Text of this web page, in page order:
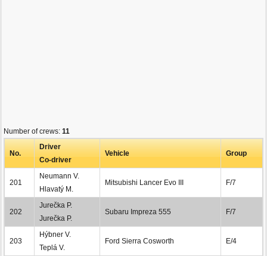
Number of crews: 11
No.
Driver
Co-driver
Vehicle Group
201
Neumann V.
Hlavatý M.
Mitsubishi Lancer Evo III F/7
202
Jurečka P.
Jurečka P.
Subaru Impreza 555 F/7
203
Hýbner V.
Teplá V.
Ford Sierra Cosworth E/4